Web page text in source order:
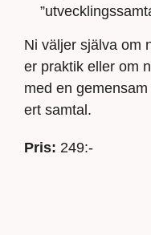
Ni väljer själva om
er praktik eller om
med en
ert samtal.
Pris: 249:-